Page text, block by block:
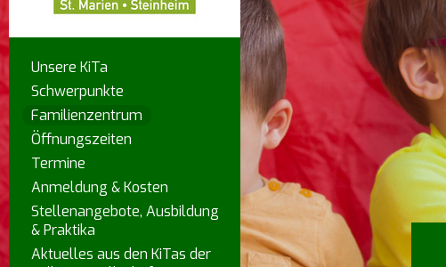
Unsere KiTa
Schwerpunkte
Familienzentrum
Öffnungszeiten
Termine
Anmeldung & Kosten
Stellenangebote, Ausbildung
& Praktika
Aktuelles aus den KiTas der